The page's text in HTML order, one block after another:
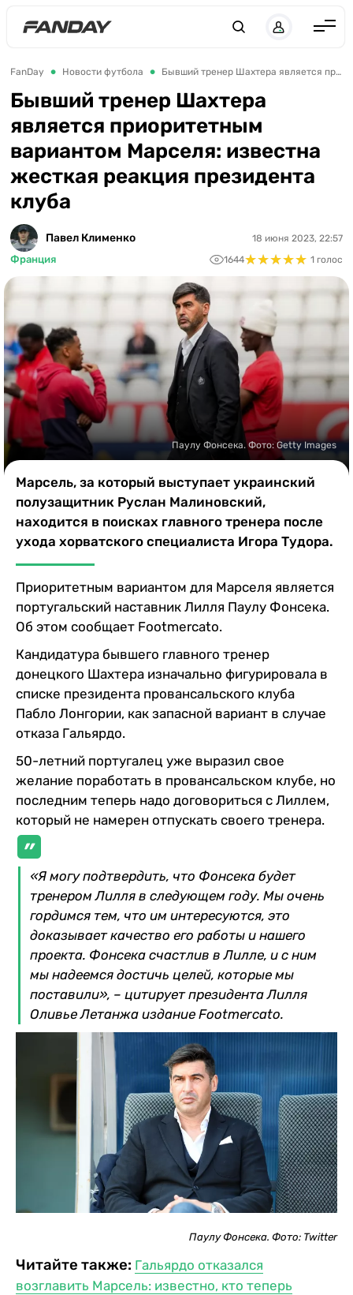
Англия
Испания
Германия
Италия
Франция
Украина
ЛЧ
Букмекеры
Казино
FanDay Новости футбола Бывший тренер Шахтера является приоритетным вариантом Марселя: известна жесткая реакция президента клуба
Бывший тренер Шахтера
является приоритетным
вариантом Марселя: известна
жесткая реакция президента
клуба
Павел Клименко
Франция
18 июня 2023, 22:57
1644★★★★★
★★★★★ 1 голос
Паулу Фонсека. Фото: Getty Images
Марсель, за который выступает украинский
полузащитник Руслан Малиновский,
находится в поисках главного тренера после
ухода хорватского специалиста Игора Тудора.
Приоритетным вариантом для Марселя является
португальский наставник Лилля Паулу Фонсека.
Об этом сообщает Footmercato.
Кандидатура бывшего главного тренер
донецкого Шахтера изначально фигурировала в
списке президента провансальского клуба
Пабло Лонгории, как запасной вариант в случае
отказа Гальярдо.
50-летний португалец уже выразил свое
желание поработать в провансальском клубе, но
последним теперь надо договориться с Лиллем,
который не намерен отпускать своего тренера.
«Я могу подтвердить, что Фонсека будет
тренером Лилля в следующем году. Мы очень
гордимся тем, что им интересуются, это
доказывает качество его работы и нашего
проекта. Фонсека счастлив в Лилле, и с ним
мы надеемся достичь целей, которые мы
поставили», – цитирует президента Лилля
Оливье Летанжа издание Footmercato.
Паулу Фонсека. Фото: Twitter
Читайте также: Гальярдо отказался
возглавить Марсель: известно, кто теперь